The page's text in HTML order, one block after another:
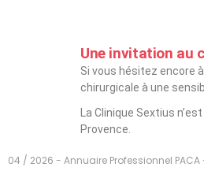
Une invitation au
Si vous hésitez encore
chirurgicale à une
La Clinique Sextius
Provence.
04 / 2026 - Annuaire Professionnel